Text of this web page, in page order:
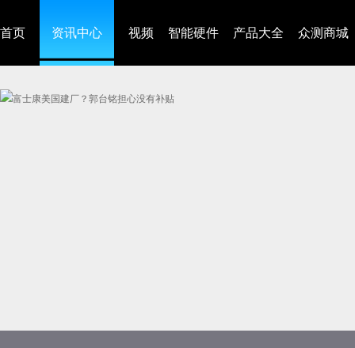
首页 资讯中心 视频 智能硬件 产品大全 众测商城